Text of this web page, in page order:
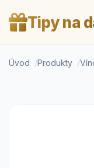
Tipy na
Úvod Produkty